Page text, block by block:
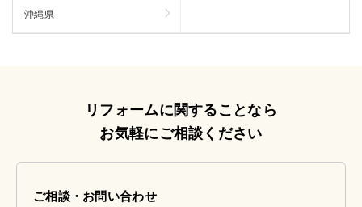
沖縄県
リフォームに関することなら
お気軽にご相談ください
ご相談・お問い合わせ